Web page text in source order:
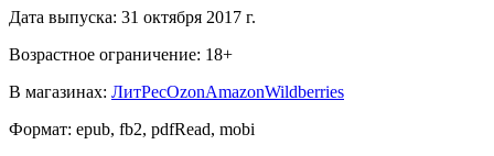
Дата выпуска: 31 октября 2017 г.
Возрастное ограничение: 18+
В магазинах: ЛитРесOzonAmazonWildberries
Формат: epub, fb2, pdfRead, mobi